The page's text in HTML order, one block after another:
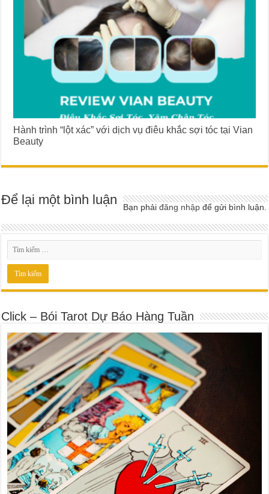
Hành trình “lột xác” với dịch vụ điêu khắc sợi tóc tại Vian
Beauty
Để lại một bình luận Bạn phảiđăng nhập để gửi bình luận.
Click – Bói Tarot Dự Báo Hàng Tuần